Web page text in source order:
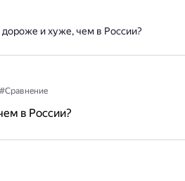
и хуже, чем в России?
#Сравнение
в России?